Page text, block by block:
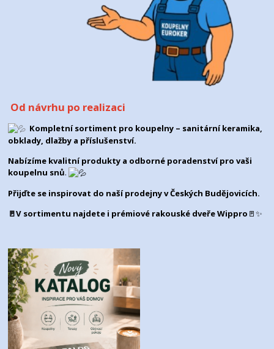
Od návrhu po realizaci
Kompletní sortiment pro koupelny – sanitární keramika,
obklady, dlažby a příslušenství.
Nabízíme kvalitní produkty a odborné poradenství pro vaši
koupelnu snů.
Přijďte se inspirovat do naší prodejny vČeských Budějovicích.
🚪V sortimentu najdete i prémiové rakouské dveře Wippro 🚪✨